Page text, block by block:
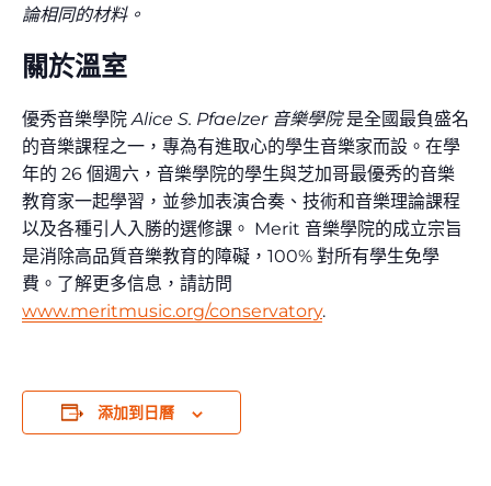
論相同的材料。
關於溫室
優秀音樂學院Alice S. Pfaelzer 音樂學院是全國最負盛名
的音樂課程之一，專為有進取心的學生音樂家而設。在學
年的 26 個週六，音樂學院的學生與芝加哥最優秀的音樂
教育家一起學習，並參加表演合奏、技術和音樂理論課程
以及各種引人入勝的選修課。 Merit 音樂學院的成立宗旨
是消除高品質音樂教育的障礙，100% 對所有學生免學
費。了解更多信息，請訪問
www.meritmusic.org/conservatory.
添加到日曆